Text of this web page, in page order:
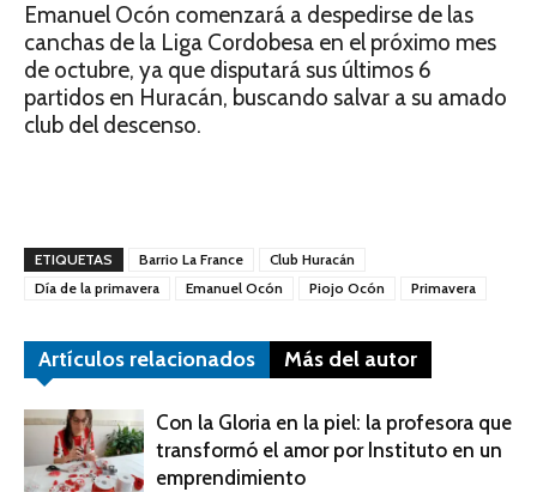
Emanuel Ocón comenzará a despedirse de las
canchas de la Liga Cordobesa en el próximo mes
de octubre, ya que disputará sus últimos 6
partidos en Huracán, buscando salvar a su amado
club del descenso.
ETIQUETAS Barrio La France
Club Huracán
Día de la primavera
Emanuel Ocón Piojo Ocón Primavera
Artículos relacionados Más del autor
Con la Gloria en la piel: la profesora que
transformó el amor por Instituto en un
emprendimiento